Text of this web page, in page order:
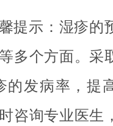
提示：湿疹的
多个方面。采
的发病率，提
咨询专业医生